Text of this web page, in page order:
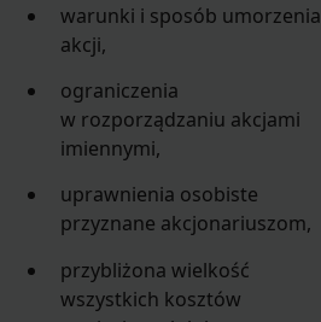
warunki i sposób umorzenia
akcji,
ograniczenia
w rozporządzaniu akcjami
imiennymi,
uprawnienia osobiste
przyznane akcjonariuszom,
przybliżona wielkość
wszystkich kosztów